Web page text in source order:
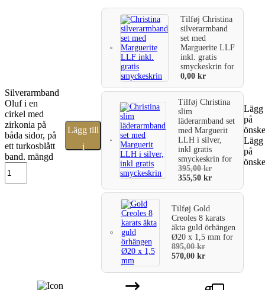
Silverarmband
Oluf i en
cirkel med
zirkonia på
båda sidor, på
ett turkosblått
band. mängd
Lägg till
i
TilføjChristina
silverarmband
set med
Marguerite LLF
inkl. gratis
smyckeskrinfor
0,00kr
TilføjChristina
slim
läderarmband set
med Marguerit
LLH i silver,
inkl gratis
smyckeskrinfor
395,00kr
355,50kr
TilføjGold
Creoles 8 karats
äkta guld örhängen
Ø20 x 1,5 mmfor
895,00kr
570,00kr
på
på